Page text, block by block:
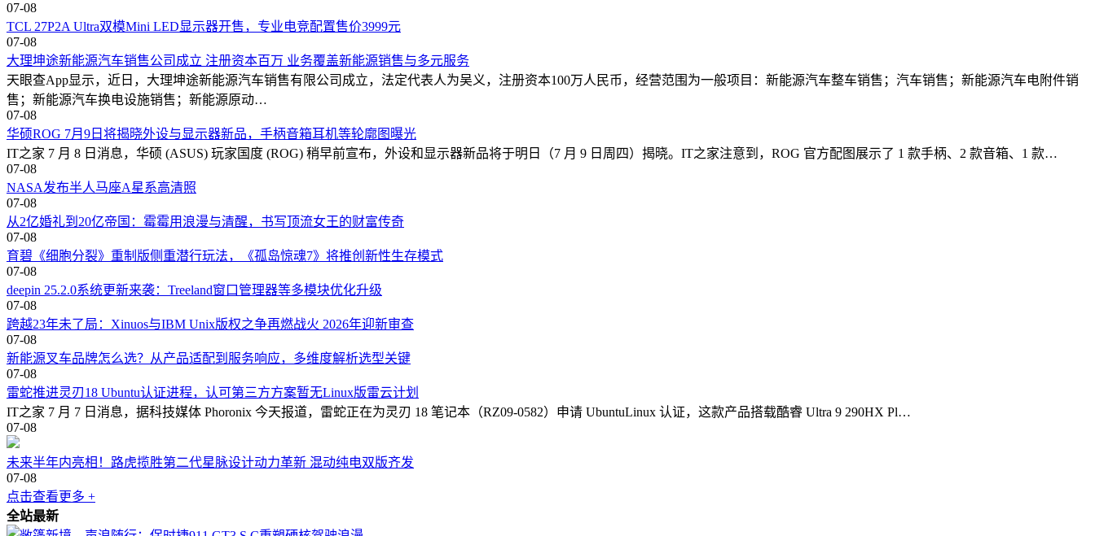
07-08
TCL 27P2A Ultra双模Mini LED显示器开售，专业电竞配置售价3999元
07-08
大理坤途新能源汽车销售公司成立 注册资本百万 业务覆盖新能源销售与多元服务
天眼查App显示，近日，大理坤途新能源汽车销售有限公司成立，法定代表人为吴义，注册资本100万人民币，经营范围为一般项目：新能源汽车整车销售；汽车销售；新能源汽车电附件销
售；新能源汽车换电设施销售；新能源原动…
07-08
华硕ROG 7月9日将揭晓外设与显示器新品，手柄音箱耳机等轮廓图曝光
IT之家 7 月 8 日消息，华硕 (ASUS) 玩家国度 (ROG) 稍早前宣布，外设和显示器新品将于明日（7 月 9 日周四）揭晓。IT之家注意到，ROG 官方配图展示了 1 款手柄、2 款音箱、1 款…
07-08
NASA发布半人马座A星系高清照
07-08
从2亿婚礼到20亿帝国：霉霉用浪漫与清醒，书写顶流女王的财富传奇
07-08
育碧《细胞分裂》重制版侧重潜行玩法，《孤岛惊魂7》将推创新性生存模式
07-08
deepin 25.2.0系统更新来袭：Treeland窗口管理器等多模块优化升级
07-08
跨越23年未了局：Xinuos与IBM Unix版权之争再燃战火 2026年迎新审查
07-08
新能源叉车品牌怎么选？从产品适配到服务响应，多维度解析选型关键
07-08
雷蛇推进灵刃18 Ubuntu认证进程，认可第三方方案暂无Linux版雷云计划
IT之家 7 月 7 日消息，据科技媒体 Phoronix 今天报道，雷蛇正在为灵刃 18 笔记本（RZ09-0582）申请 UbuntuLinux 认证，这款产品搭载酷睿 Ultra 9 290HX Pl…
07-08
未来半年内亮相！路虎揽胜第二代星脉设计动力革新 混动纯电双版齐发
07-08
点击查看更多 +
全站最新